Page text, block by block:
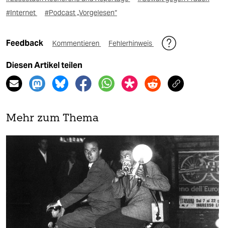
#Internet
#Podcast „Vorgelesen“
Feedback Kommentieren Fehlerhinweis
Diesen Artikel teilen
Mehr zum Thema